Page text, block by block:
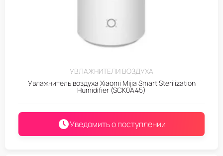
УВЛАЖНИТЕЛИ ВОЗДУХА
Увлажнитель воздуха Xiaomi Mijia Smart Sterilization
Humidifier (SCK0A45)
Уведомить о поступлении